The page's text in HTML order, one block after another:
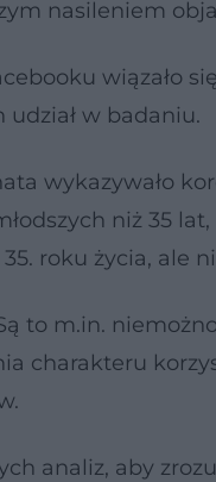
nasileniem
wiązało
udział w badaniu.
wykazywało
niż 35
roku życia, ale
to m.in.
charakteru
analiz, aby